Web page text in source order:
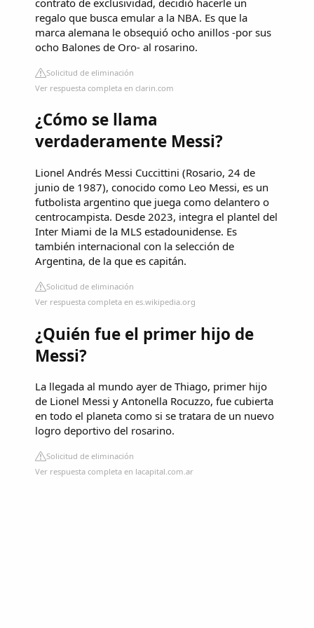
regalo que busca emular a la NBA. Es que la
marca alemana le obsequió ocho anillos -por sus
ocho Balones de Oro- al rosarino.
Solicitud de eliminación
Ver respuesta completa en clarin.com
¿Cómo se llama
verdaderamente Messi?
Lionel Andrés Messi Cuccittini (Rosario, 24 de
junio de 1987), conocido como Leo Messi, es un
futbolista argentino que juega como delantero o
centrocampista. Desde 2023, integra el plantel del
Inter Miami de la MLS estadounidense. Es
también internacional con la selección de
Argentina, de la que es capitán.
Solicitud de eliminación
Ver respuesta completa en es.wikipedia.org
¿Quién fue el primer hijo de
Messi?
La llegada al mundo ayer de Thiago, primer hijo
de Lionel Messi y Antonella Rocuzzo, fue cubierta
en todo el planeta como si se tratara de un nuevo
logro deportivo del rosarino.
Solicitud de eliminación
Ver respuesta completa en lacapital.com.ar